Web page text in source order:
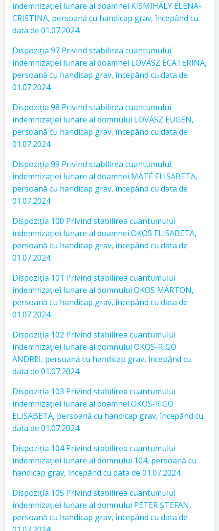
indemnizației lunare al doamnei KISMIHÁLY ELENA-
CRISTINA, persoană cu handicap grav, începând cu
data de 01.07.2024
Dispoziția 97 Privind stabilirea cuantumului
indemnizației lunare al doamnei LOVÁSZ ECATERINA,
persoană cu handicap grav, începând cu data de
01.07.2024
Dispoziția 98 Privind stabilirea cuantumului
indemnizației lunare al domnului LOVÁSZ EUGEN,
persoană cu handicap grav, începând cu data de
01.07.2024
Dispoziția 99 Privind stabilirea cuantumului
indemnizației lunare al doamnei MÁTÉ ELISABETA,
persoană cu handicap grav, începând cu data de
01.07.2024
Dispoziția 100 Privind stabilirea cuantumului
indemnizației lunare al doamnei OKOS ELISABETA,
persoană cu handicap grav, începând cu data de
01.07.2024
Dispoziția 101 Privind stabilirea cuantumului
indemnizației lunare al domnului OKOS MÁRTON,
persoană cu handicap grav, începând cu data de
01.07.2024
Dispoziția 102 Privind stabilirea cuantumului
indemnizației lunare al domnului OKOS-RIGÓ
ANDREI, persoană cu handicap grav, începând cu
data de 01.07.2024
Dispoziția 103 Privind stabilirea cuantumului
indemnizației lunare al doamnei OKOS-RIGÓ
ELISABETA, persoană cu handicap grav, începând cu
data de 01.07.2024
Dispoziția 104 Privind stabilirea cuantumului
indemnizației lunare al domnului 104, persoană cu
handicap grav, începând cu data de 01.07.2024
Dispoziția 105 Privind stabilirea cuantumului
indemnizației lunare al domnului PÉTER ȘTEFAN,
persoană cu handicap grav, începând cu data de